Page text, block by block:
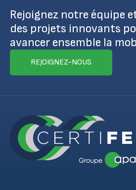
Rejoignez notre équipe
des projets innovants
avancer ensemble la
REJOIGNEZ-NOUS